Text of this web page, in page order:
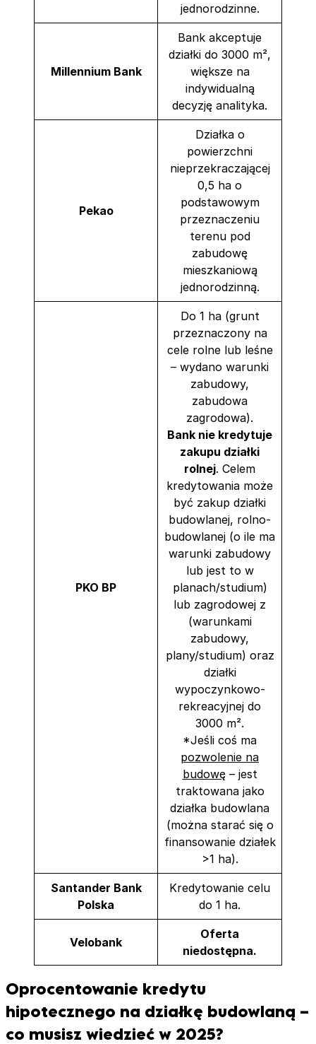
jednorodzinne.
Millennium Bank
Bank akceptuje
działki do 3000 m²,
większe na
indywidualną
decyzję analityka.
Pekao
Działka o
powierzchni
nieprzekraczającej
0,5 ha o
podstawowym
przeznaczeniu
terenu pod
zabudowę
mieszkaniową
jednorodzinną.
PKO BP
Do 1 ha (grunt
przeznaczony na
cele rolne lub leśne
– wydano warunki
zabudowy,
zabudowa
zagrodowa).
Bank nie kredytuje
zakupu działki
rolnej. Celem
kredytowania może
być zakup działki
budowlanej, rolno-
budowlanej (o ile ma
warunki zabudowy
lub jest to w
planach/studium)
lub zagrodowej z
(warunkami
zabudowy,
plany/studium) oraz
działki
wypoczynkowo-
rekreacyjnej do
3000 m².
*Jeśli coś ma
pozwolenie na
budowę– jest
traktowana jako
działka budowlana
(można starać się o
finansowanie działek
>1 ha).
Santander Bank
Polska
Kredytowanie celu
do 1 ha.
Velobank
Oferta
niedostępna.
Oprocentowanie kredytu
hipotecznego na działkę budowlaną –
co musisz wiedzieć w 2025?